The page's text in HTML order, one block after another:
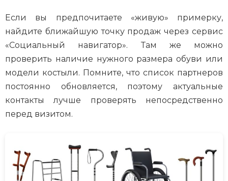
Если вы предпочитаете «живую» примерку,
найдите ближайшую точку продаж через сервис
«Социальный навигатор». Там же можно
проверить наличие нужного размера обуви или
модели костыли. Помните, что список партнеров
постоянно обновляется, поэтому актуальные
контакты лучше проверять непосредственно
перед визитом.